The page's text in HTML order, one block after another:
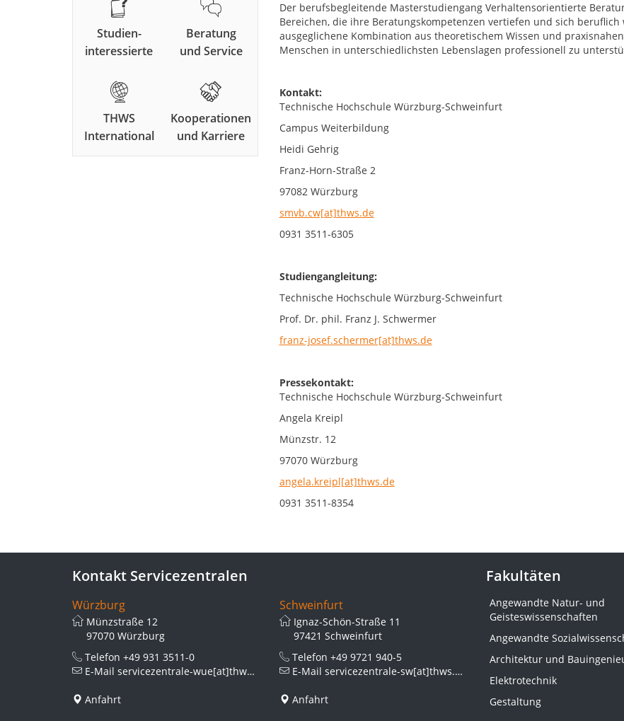
Der berufsbegleitende Masterstudiengang Verhaltensorientierte
Bereichen, die ihre Beratungskompetenzen vertiefen und sich
ausgeglichene Kombination aus theoretischem Wissen und
Menschen in unterschiedlichsten Lebenslagen professionell zu
Kontakt:
Technische Hochschule Würzburg-Schweinfurt
Campus Weiterbildung
Heidi Gehrig
Franz-Horn-Straße 2
97082 Würzburg
smvb.cw[at]thws.de
0931 3511-6305
Studiengangleitung:
Technische Hochschule Würzburg-Schweinfurt
Prof. Dr. phil. Franz J. Schwermer
franz-josef.schermer[at]thws.de
Pressekontakt:
Technische Hochschule Würzburg-Schweinfurt
Angela Kreipl
Münzstr. 12
97070 Würzburg
angela.kreipl[at]thws.de
0931 3511-8354
Studien-
interessierte
Beratung
und Service
THWS
International
Kooperationen
und Karriere
Kontakt Servicezentralen
Würzburg
Münzstraße 12
97070 Würzburg
Telefon +49 931 3511-0
E-Mail servicezentrale-wue[at]thws.de
Anfahrt
Schweinfurt
Ignaz-Schön-Straße 11
97421 Schweinfurt
Telefon +49 9721 940-5
E-Mail servicezentrale-sw[at]thws.de
Anfahrt
Fakultäten
Angewandte Natur- und
Geisteswissenschaften
Angewandte
Architektur und
Elektrotechnik
Gestaltung